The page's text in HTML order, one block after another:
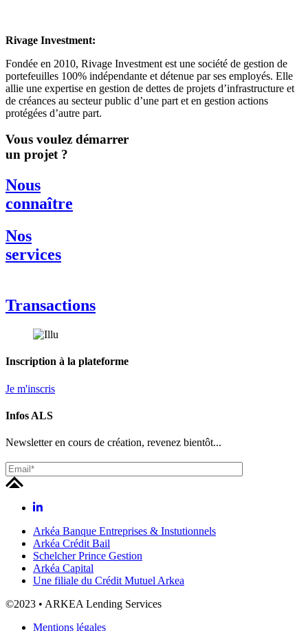
Rivage Investment:
Fondée en 2010, Rivage Investment est une société de gestion de
portefeuilles 100% indépendante et détenue par ses employés. Elle
allie une expertise en gestion de dettes de projets d’infrastructure et
de créances au secteur public d’une part et en gestion actions
protégées d’autre part.
Vous voulez démarrer
un projet ?
Nous
connaître
Nos
services
Transactions
Inscription à la plateforme
Je m'inscris
Infos ALS
Newsletter en cours de création, revenez bientôt...
Arkéa Banque Entreprises & Instutionnels
Arkéa Crédit Bail
Schelcher Prince Gestion
Arkéa Capital
Une filiale du Crédit Mutuel Arkea
©2023 • ARKEA Lending Services
Mentions légales